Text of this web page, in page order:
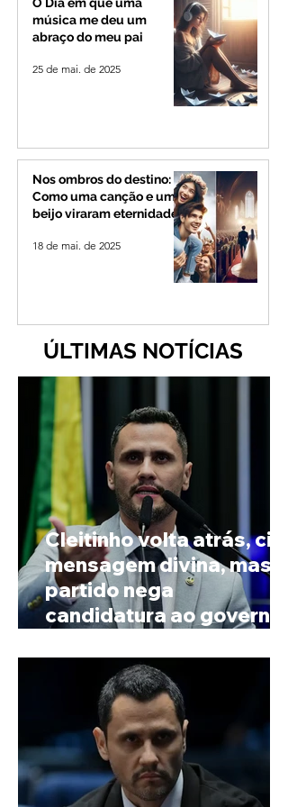
música me deu um
abraço do meu pai
25 de mai. de 2025
Nos ombros do destino:
Como uma canção e um
beijo viraram eternidade
18 de mai. de 2025
ÚLTIMAS NOTÍCIAS
Cleitinho volta atrás, cita
mensagem divina, mas
partido nega
candidatura ao governo